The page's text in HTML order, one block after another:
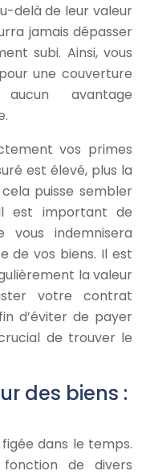
delà de leur valeur
jamais dépasser
subi. Ainsi, vous
une couverture
avantage
vos primes
est élevé, plus la
puisse sembler
est important de
vous indemnisera
de vos biens. Il est
la valeur
votre contrat
d’éviter de payer
de trouver le
des biens :
dans le temps.
de divers